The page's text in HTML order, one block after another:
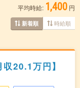
平均時給: 1,400 円
新着順 時給順
20.1万円】